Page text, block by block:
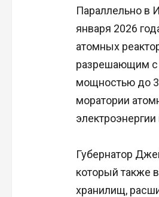
Параллельно в
января 2026
атомных
разрешающим с
мощностью до
моратории
электроэнергии
Губернатор
который также
хранилищ,